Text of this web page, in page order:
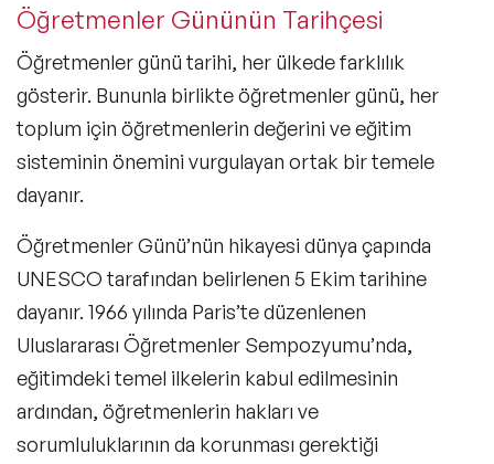
Öğretmenler Gününün Tarihçesi
Öğretmenler günü tarihi, her ülkede farklılık
gösterir. Bununla birlikte öğretmenler günü, her
toplum için öğretmenlerin değerini ve eğitim
sisteminin önemini vurgulayan ortak bir temele
dayanır.
Öğretmenler Günü’nün hikayesi dünya çapında
UNESCO tarafından belirlenen 5 Ekim tarihine
dayanır. 1966 yılında Paris’te düzenlenen
Uluslararası Öğretmenler Sempozyumu’nda,
eğitimdeki temel ilkelerin kabul edilmesinin
ardından, öğretmenlerin hakları ve
sorumluluklarının da korunması gerektiği